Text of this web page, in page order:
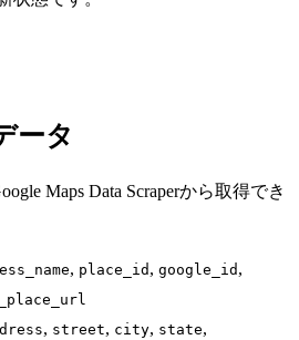
ータ
Maps Data Scraperから取得でき
, place_id , google_id ,
, street, city, state,